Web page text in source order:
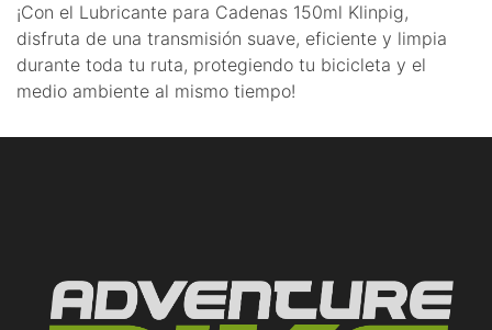
¡Con el Lubricante para Cadenas 150ml Klinpig,
disfruta de una transmisión suave, eficiente y limpia
durante toda tu ruta, protegiendo tu bicicleta y el
medio ambiente al mismo tiempo!